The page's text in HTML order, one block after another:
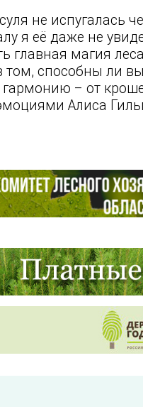
не испугалась
я её даже не
главная магия
способны ли
гармонию – от
Алиса